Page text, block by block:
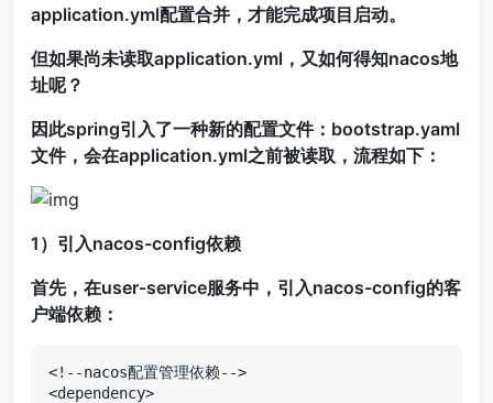
application.yml配置合并，才能完成项目启动。
但如果尚未读取application.yml，又如何得知nacos地
址呢？
因此spring引入了一种新的配置文件：bootstrap.yaml
文件，会在application.yml之前被读取，流程如下：
1）引入nacos-config依赖
首先，在user-service服务中，引入nacos-config的客
户端依赖：
<!--nacos配置管理依赖-->
<dependency>